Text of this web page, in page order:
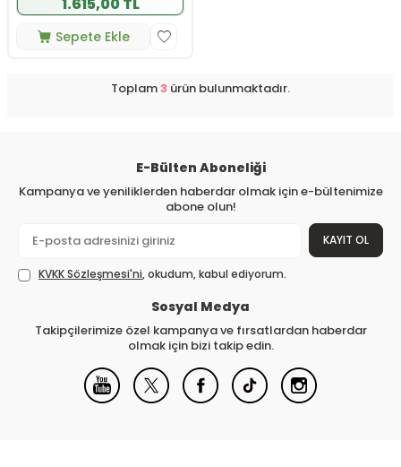
Sepete Ekle
Toplam3 ürün bulunmaktadır.
E-Bülten Aboneliği
Kampanya ve yeniliklerden haberdar olmak için e-bültenimize
abone olun!
KAYIT OL
KVKK Sözleşmesi'ni, okudum, kabul ediyorum.
Sosyal Medya
Takipçilerimize özel kampanya ve fırsatlardan haberdar
olmak için bizi takip edin.